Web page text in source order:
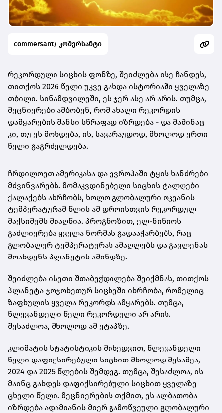
commersant/ კომერსანტი
რეკორდული სიცხის ფონზე, შეიძლება ისე ჩანდეს,
თითქოს 2026 წელი უკვე გახდა ისტორიაში ყველაზე
თბილი. სინამდვილეში, ეს ჯერ ასე არ არის. თუმცა,
მეცნიერები ამბობენ, რომ ახალი რეკორდის
დამყარების შანსი სწრაფად იზრდება - და მაშინაც
კი, თუ ეს მოხდება, ის, სავარაუდოდ, მხოლოდ ერთი
წელი გაგრძელდება.
ჩრდილოეთ ამერიკასა და ევროპაში ტყის ხანძრები
მძვინვარებს. მომაკვდინებელი სიცხის ტალღები
ქალაქებს ახრჩობს, ხოლო გლობალური ოკეანის
ტემპერატურამ წლის ამ დროისთვის რეკორდულ
მაქსიმუმს მიაღწია. პროგნოზით, ელ-ნინიოს
გაძლიერება ყველა ნორმას გადააჭარბებს, რაც
გლობალურ ტემპერატურას ამაღლებს და გავლენას
მოახდენს პლანეტის ამინდზე.
შეიძლება ისეთი შთაბეჭდილება შეიქმნას, თითქოს
პლანეტა ჯოჯოხეთურ სიცხეში იხრჩობა, რომელიც
ზაფხულის ყველა რეკორდს ამყარებს. თუმცა,
წლევანდელი წელი რეკორდული არ არის.
შესაძლოა, მხოლოდ ამ ეტაპზე.
კლიმატის სტატისტიკის მიხედვით, წლევანდელი
წელი დაფიქსირებული სიცხით მხოლოდ მესამეა,
2024 და 2025 წლების შემდეგ. თუმცა, შესაძლოა, ის
მაინც გახდეს დაფიქსირებული სიცხით ყველაზე
ცხელი წელი. მეცნიერების თქმით, ეს ალბათობა
იზრდება ადამიანის მიერ გამოწვეული გლობალური